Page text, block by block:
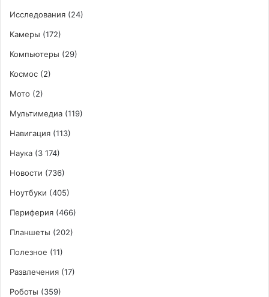
Исследования (24)
Камеры (172)
Компьютеры (29)
Космос (2)
Мото (2)
Мультимедиа (119)
Навигация (113)
Наука (3 174)
Новости (736)
Ноутбуки (405)
Периферия (466)
Планшеты (202)
Полезное (11)
Развлечения (17)
Роботы (359)